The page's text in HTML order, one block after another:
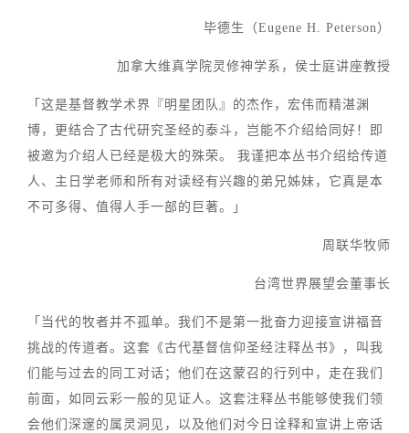
毕德生（Eugene H. Peterson）
加拿大维真学院灵修神学系，侯士庭讲座教授
「这是基督教学术界『明星团队』的杰作，宏伟而精湛渊
博，更结合了古代研究圣经的泰斗，岂能不介绍给同好！即
被邀为介绍人已经是极大的殊荣。 我谨把本丛书介绍给传道
人、主日学老师和所有对读经有兴趣的弟兄姊妹，它真是本
不可多得、值得人手一部的巨著。」
周联华牧师
台湾世界展望会董事长
「当代的牧者并不孤单。我们不是第一批奋力迎接宣讲福音
挑战的传道者。这套《古代基督信仰圣经注释丛书》，叫我
们能与过去的同工对话；他们在这蒙召的行列中，走在我们
前面，如同云彩一般的见证人。这套注释丛书能够使我们领
会他们深邃的属灵洞见，以及他们对今日诠释和宣讲上帝话